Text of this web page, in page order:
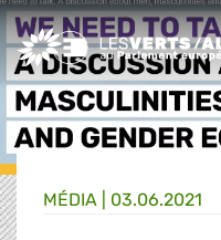
Greens/EFA Home
MÉDIA 03.06.2021